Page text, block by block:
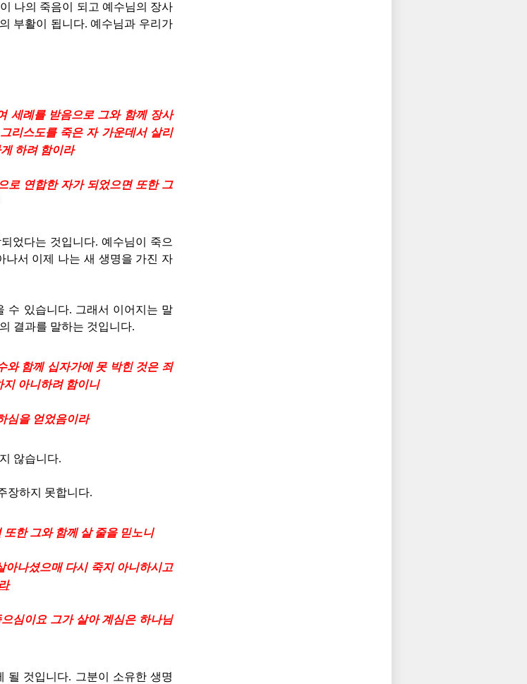
나의 죽음이 되고 예수님의 장사
부활이 됩니다. 예수님과 우리가
세례를 받음으로 그와 함께 장사
리스도를 죽은 자 가운데서 살리
하려 함이라
로 연합한 자가 되었으면 또한 그
었다는 것입니다. 예수님이 죽으
나서 이제 나는 새 생명을 가진 자
수 있습니다. 그래서 이어지는 말
결과를 말하는 것입니다.
와 함께 십자가에 못 박힌 것은 죄
아니하려 함이니
심을 얻었음이라
않습니다.
장하지 못합니다.
한 그와 함께 살 줄을 믿노니
아나셨으매 다시 죽지 아니하시고
심이요 그가 살아 계심은 하나님
될 것입니다. 그분이 소유한 생명